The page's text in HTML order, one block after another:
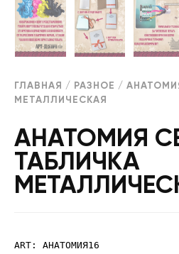
ГЛАВНАЯ / РАЗНОЕ /
МЕТАЛЛИЧЕСКАЯ
АНАТОМИЯ
ТАБЛИЧКА
ART: АНАТОМИЯ16